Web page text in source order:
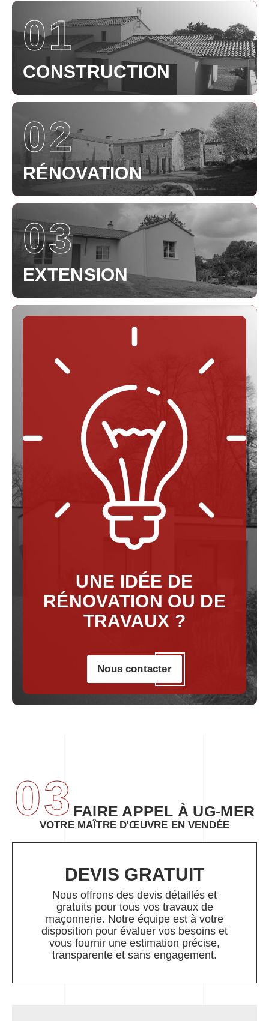
CONSTRUCTION
01
RÉNOVATION
02
EXTENSION
03
UNE IDÉE DE
RÉNOVATION OU DE
TRAVAUX ?
Nous contacter
FAIRE APPEL À UG-MER
03
VOTRE MAÎTRE D'ŒUVRE EN VENDÉE
DEVIS GRATUIT
Nous offrons des devis détaillés et
gratuits pour tous vos travaux de
maçonnerie. Notre équipe est à votre
disposition pour évaluer vos besoins et
vous fournir une estimation précise,
transparente et sans engagement.